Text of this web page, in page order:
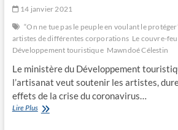
14 janvier 2021
“On ne tue pas le peuple en voulant le
artistes de différentes corporations Le couvre-feu
Développement touristique Mawndoé Célestin
Le ministère du Développement
l’artisanat veut soutenir les artistes,
effets de la crise du coronavirus…
Lire Plus“On